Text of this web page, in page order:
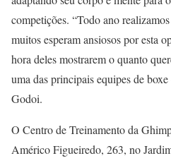
competições. “Todo ano
muitos esperam ansiosos por esta
hora deles mostrarem o quanto
uma das principais equipes de
Godoi.
O Centro de Treinamento da
Américo Figueiredo, 263, no